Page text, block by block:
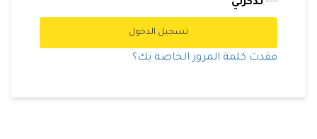
تذكرني
تسجيل الدخول
فقدت كلمة المرور الخاصة بك؟